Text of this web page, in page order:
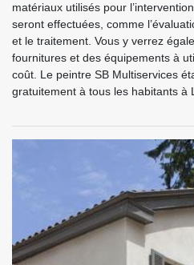
matériaux utilisés pour
seront effectuées, comme
et le traitement. Vous y verrez
fournitures et des équipements à
coût. Le peintre SB Multiservices
gratuitement à tous les habitants à